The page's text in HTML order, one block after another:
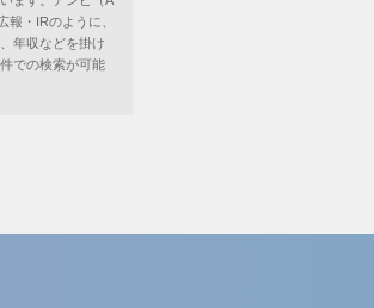
報・IRのように、
年収などを掛け
での検索が可能